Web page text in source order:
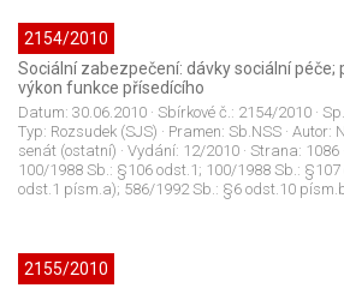
2154/2010
Sociální zabezpečení: dávky sociální péče;
výkon funkce přísedícího
Datum: 30.06.2010 · Sbírkové č.: 2154/2010 ·
Typ: Rozsudek (SJS) · Pramen: Sb.NSS · Autor:
senát (ostatní) · Vydání: 12/2010 · Strana: 1086
100/1988 Sb.: §106 odst.1; 100/1988 Sb.:
odst.1 písm.a); 586/1992 Sb.: §6 odst.10
2155/2010